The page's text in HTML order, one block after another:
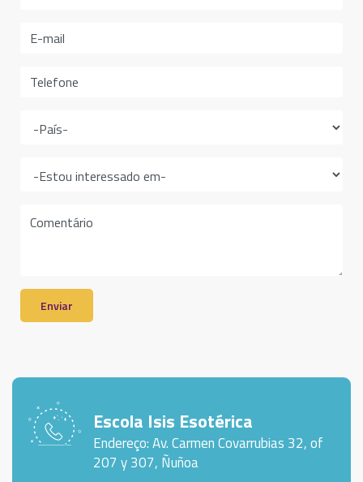
Enviar
Escola Isis Esotérica
Endereço: Av. Carmen Covarrubias 32, of
207 y 307, Ñuñoa